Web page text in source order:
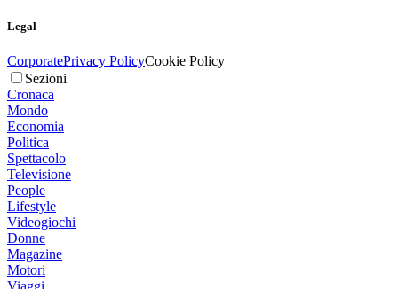
Legal
CorporatePrivacy PolicyCookie Policy
Sezioni
Cronaca
Mondo
Economia
Politica
Spettacolo
Televisione
People
Lifestyle
Videogiochi
Donne
Magazine
Motori